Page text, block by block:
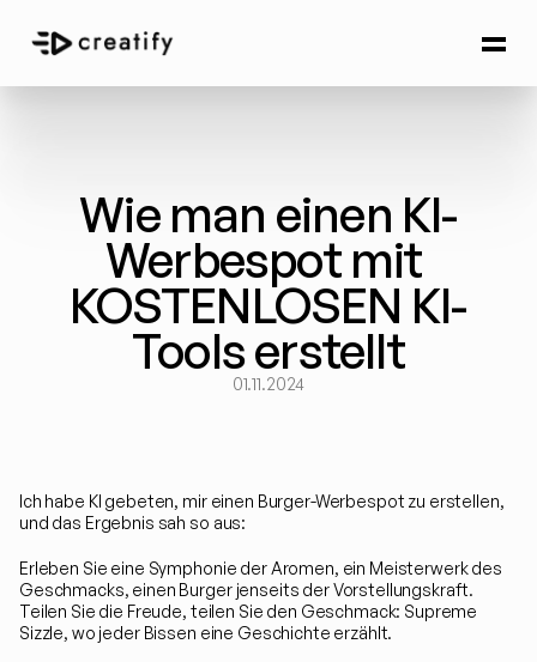
Wie man einen KI-
Werbespot mit
KOSTENLOSEN KI-
Tools erstellt
01.11.2024
Ich habe KI gebeten, mir einen Burger-Werbespot zu erstellen,
und das Ergebnis sah so aus:
Erleben Sie eine Symphonie der Aromen, ein Meisterwerk des
Geschmacks, einen Burger jenseits der Vorstellungskraft.
Teilen Sie die Freude, teilen Sie den Geschmack: Supreme
Sizzle, wo jeder Bissen eine Geschichte erzählt.